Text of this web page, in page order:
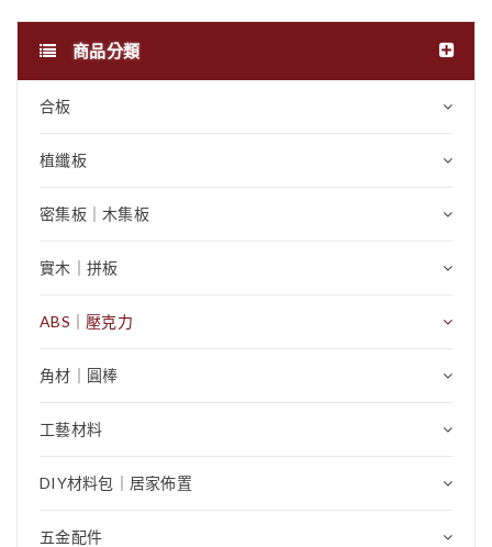
商品分類
合板
植纖板
密集板｜木集板
實木｜拼板
ABS｜壓克力
角材｜圓棒
工藝材料
DIY材料包｜居家佈置
五金配件